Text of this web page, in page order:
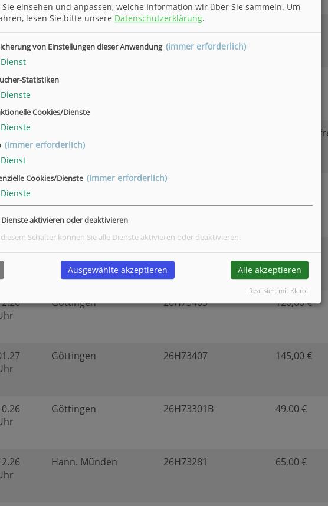
26H73261
Hann. Münden
Göttingen 26H73303
Göttingen 26H73408
149,00 €
Göttingen 26H73403
120,00 €
Göttingen 26H73407
145,00 €
Göttingen 26H73301B
49,00 €
Hann. Münden 26H73281
65,00 €
einsehen und anpassen, welche Information wir über Sie sammeln. Um
lesen Sie bitte unsere Datenschutzerklärung.
von Einstellungen dieser Anwendung (immer erforderlich)
Dienst
Statistiken
Dienste
Cookies/Dienste
Dienste
(immer erforderlich)
Dienst
Cookies/Dienste (immer erforderlich)
Dienste
Dienste aktivieren oder deaktivieren
Schalter können Sie alle Dienste aktivieren oder deaktivieren.
Ausgewählte akzeptieren Alle akzeptieren
Realisiert mit Klaro!